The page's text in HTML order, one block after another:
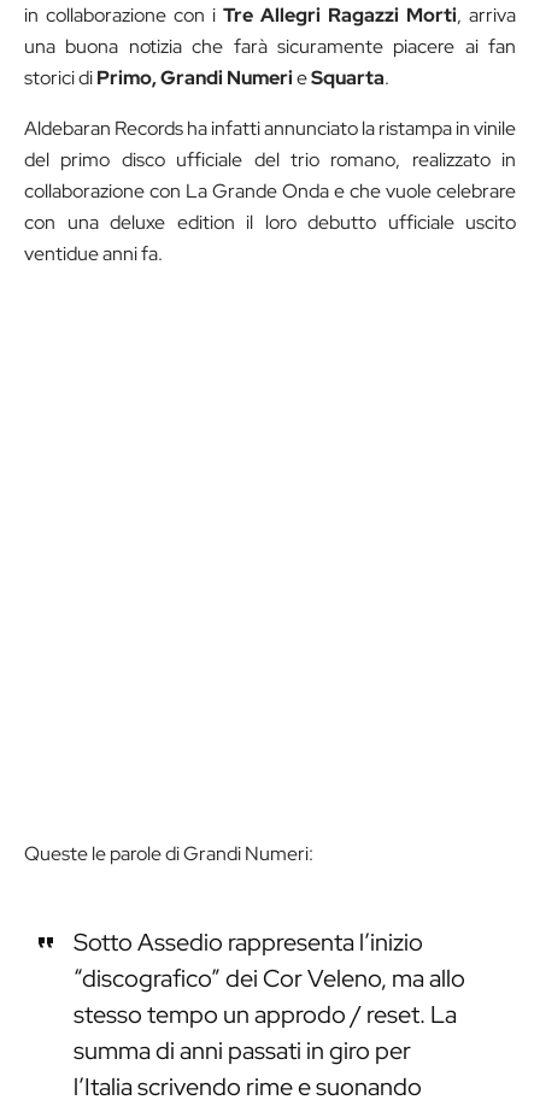
in collaborazione con i Tre Allegri Ragazzi Morti, arriva
una buona notizia che farà sicuramente piacere ai fan
storici diPrimo, Grandi NumerieSquarta.
Aldebaran Records ha infatti annunciato la ristampa in vinile
del primo disco ufficiale del trio romano, realizzato in
collaborazione con La Grande Onda e che vuole celebrare
con una deluxe edition il loro debutto ufficiale uscito
ventidue anni fa.
Queste le parole di Grandi Numeri:
Sotto Assedio rappresenta l’inizio
“discografico” dei Cor Veleno, ma allo
stesso tempo un approdo / reset. La
summa di anni passati in giro per
l’Italia scrivendo rime e suonando